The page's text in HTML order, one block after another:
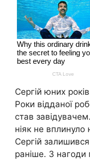
Сергій юних
Роки відданої
став
ніяк не вплинуло
Сергій
раніше. З нагоди